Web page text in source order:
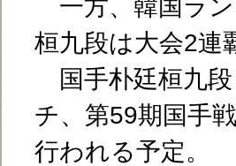
一方、韓国ラ
桓九段は大会2連
国手朴廷桓九段
チ、第59期国手
行われる予定。